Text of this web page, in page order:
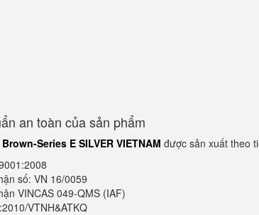
an toàn của sản phẩm
Series E SILVER VIETNAM được sản xuất theo
số: VN 16/0059
VINCAS 049-QMS (IAF)
VTNH&ATKQ